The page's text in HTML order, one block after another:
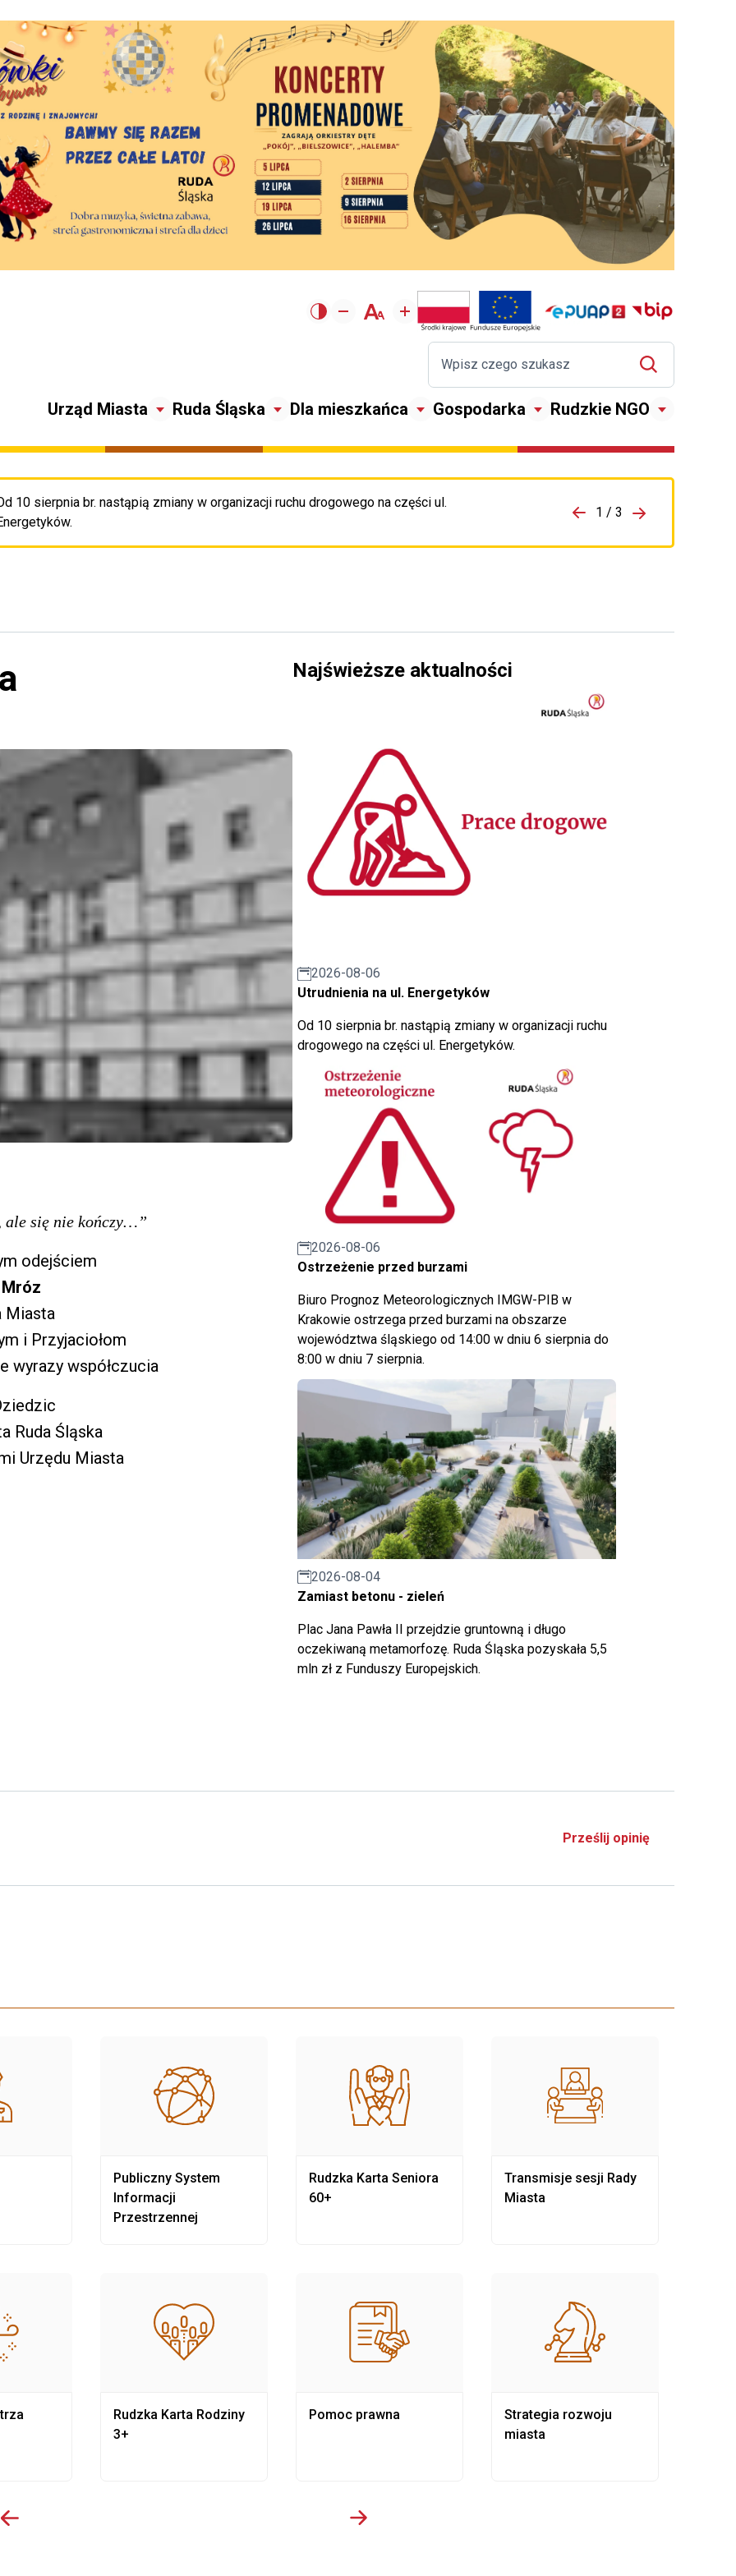
Urząd Miasta Ruda Śląska Dla mieszkańca Gospodarka Rudzkie NGO
10 sierpnia br. nastąpią zmiany w organizacji ruchu drogowego na części ul.Przejdź do porzpedniego komunikatu 1 / 3
Przejdź do
ale się nie kończy…”
odejściem
Miasta
i Przyjaciołom
wyrazy współczucia
Ruda Śląska
Urzędu Miasta
Najświeższe aktualności
2026-08-06
Utrudnienia na ul. Energetyków
Od 10 sierpnia br. nastąpią zmiany w organizacji ruchu
drogowego na części ul. Energetyków.
2026-08-06
Ostrzeżenie przed burzami
Biuro Prognoz Meteorologicznych IMGW-PIB w
Krakowie ostrzega przed burzami na obszarze
województwa śląskiego od 14:00 w dniu 6 sierpnia do
8:00 w dniu 7 sierpnia.
2026-08-04
Zamiast betonu - zieleń
Plac Jana Pawła II przejdzie gruntowną i długo
oczekiwaną metamorfozę. Ruda Śląska pozyskała 5,5
mln zł z Funduszy Europejskich.
Prześlij opinię
Publiczny System
Informacji
Przestrzennej
Rudzka Karta Rodziny
3+
Rudzka Karta Seniora
60+
Pomoc prawna
Transmisje sesji Rady
Miasta
Strategia rozwoju
miasta